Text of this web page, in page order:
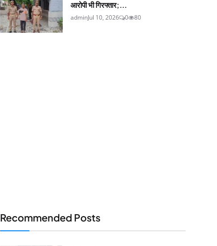
आरोपी भी गिरफ्तार;...
adminJul 10, 2026 0 80
Recommended Posts